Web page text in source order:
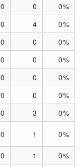
0 0
0%
0 4
0%
0 0
0%
0 0
0%
0 0
0%
0 0
0%
0 3
0%
0 1 0%
0 1
0%